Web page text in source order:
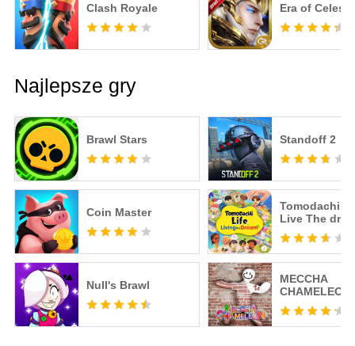
Clash Royale Era of
Najlepsze gry
Brawl Stars
Coin Master
Null's Brawl
Standoff 2
Tomodachi
Live The
MECCHA
CHAMELEON